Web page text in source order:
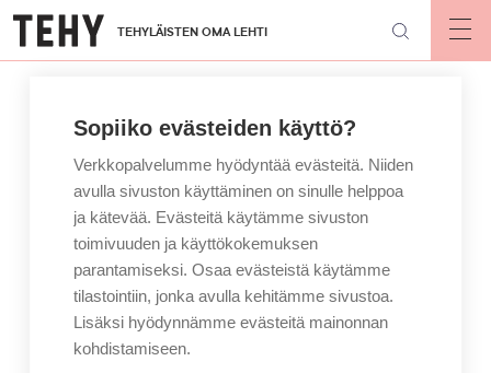
Hyppää
pääsisältöön
TEHYLÄISTEN OMA LEHTI
Sopiiko evästeiden käyttö?
Verkkopalvelumme hyödyntää evästeitä. Niiden
avulla sivuston käyttäminen on sinulle helppoa
ja kätevää. Evästeitä käytämme sivuston
toimivuuden ja käyttökokemuksen
parantamiseksi. Osaa evästeistä käytämme
tilastointiin, jonka avulla kehitämme sivustoa.
Lisäksi hyödynnämme evästeitä mainonnan
kohdistamiseen.